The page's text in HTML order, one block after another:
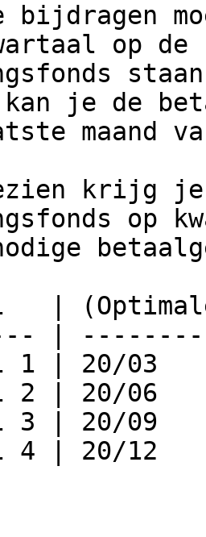
bijdragen
op
je de
maand
krijg
op
|
|
1 | 20/
2 | 20/
3 | 20/